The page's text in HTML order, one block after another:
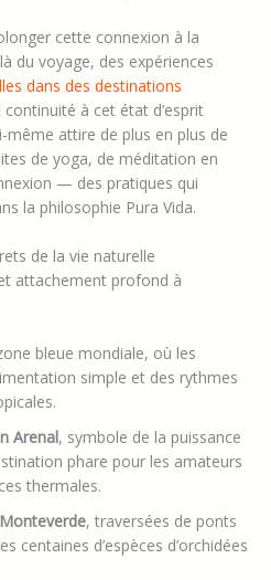
cette connexion à la
du voyage, des expériences
dans des destinations
à cet état d’esprit
même attire de plus en plus de
de yoga, de méditation en
— des pratiques qui
la philosophie Pura Vida.
de la vie naturelle
attachement profond à
bleue mondiale, où les
simple et des rythmes
Arenal, symbole de la puissance
phare pour les amateurs
thermales.
, traversées de ponts
centaines d’espèces d’orchidées